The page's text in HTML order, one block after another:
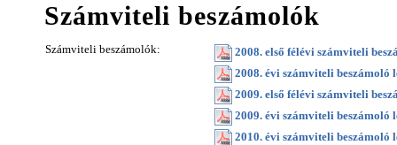
Számviteli beszámolók
Számviteli beszámolók:
2008. első félévi számviteli
2008. évi számviteli beszámoló
2009. első félévi számviteli
2009. évi számviteli beszámoló
2010. évi számviteli beszámoló